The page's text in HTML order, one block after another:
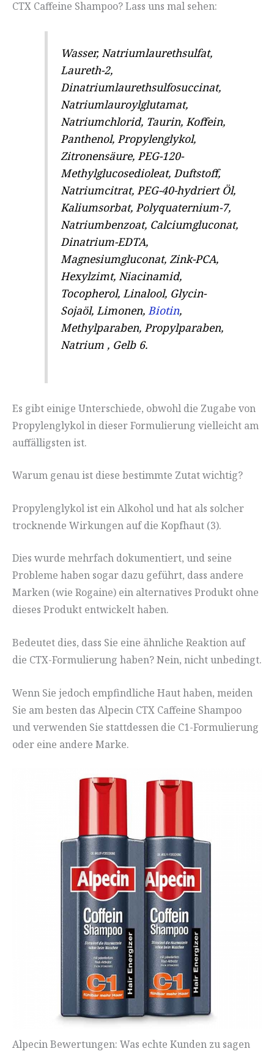
CTX Caffeine Shampoo? Lass uns mal sehen:
Wasser, Natriumlaurethsulfat,
Laureth-2,
Dinatriumlaurethsulfosuccinat,
Natriumlauroylglutamat,
Natriumchlorid, Taurin, Koffein,
Panthenol, Propylenglykol,
Zitronensäure, PEG-120-
Methylglucosedioleat, Duftstoff,
Natriumcitrat, PEG-40-hydriert Öl,
Kaliumsorbat, Polyquaternium-7,
Natriumbenzoat, Calciumgluconat,
Dinatrium-EDTA,
Magnesiumgluconat, Zink-PCA,
Hexylzimt, Niacinamid,
Tocopherol, Linalool, Glycin-
Sojaöl, Limonen, Biotin,
Methylparaben, Propylparaben,
Natrium , Gelb 6.
Es gibt einige Unterschiede, obwohl die Zugabe von
Propylenglykol in dieser Formulierung vielleicht am
auffälligsten ist.
Warum genau ist diese bestimmte Zutat wichtig?
Propylenglykol ist ein Alkohol und hat als solcher
trocknende Wirkungen auf die Kopfhaut (3).
Dies wurde mehrfach dokumentiert, und seine
Probleme haben sogar dazu geführt, dass andere
Marken (wie Rogaine) ein alternatives Produkt ohne
dieses Produkt entwickelt haben.
Bedeutet dies, dass Sie eine ähnliche Reaktion auf
die CTX-Formulierung haben? Nein, nicht unbedingt.
Wenn Sie jedoch empfindliche Haut haben, meiden
Sie am besten das Alpecin CTX Caffeine Shampoo
und verwenden Sie stattdessen die C1-Formulierung
oder eine andere Marke.
Alpecin Bewertungen: Was echte Kunden zu sagen